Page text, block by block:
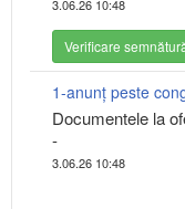
3.06.26 10:48
Verificare
1-anunț peste
Documentele la
-
3.06.26 10:48